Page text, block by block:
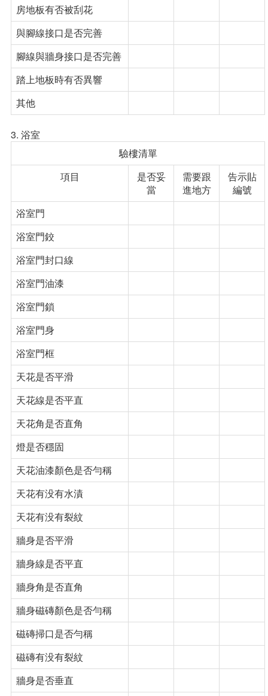
房地板有否被刮花
與腳線接口是否完善
腳線與牆身接口是否完善
踏上地板時有否異響
其他
3. 浴室
驗樓清單
項目
是否妥
當
需要跟
進地方
告示貼
編號
浴室門
浴室門鉸
浴室門封口線
浴室門油漆
浴室門鎖
浴室門身
浴室門框
天花是否平滑
天花線是否平直
天花角是否直角
燈是否穩固
天花油漆顏色是否勻稱
天花有没有水漬
天花有没有裂紋
牆身是否平滑
牆身線是否平直
牆身角是否直角
牆身磁磚顏色是否勻稱
磁磚掃口是否勻稱
磁磚有没有裂紋
牆身是否垂直